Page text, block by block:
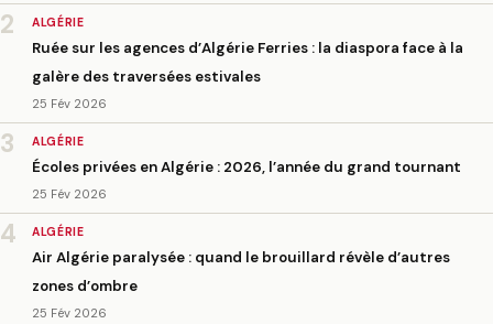
2 ALGÉRIE
Ruée sur les agences d’Algérie Ferries : la diaspora face à la
galère des traversées estivales
25 Fév 2026
3 ALGÉRIE
Écoles privées en Algérie : 2026, l’année du grand tournant
25 Fév 2026
4 ALGÉRIE
Air Algérie paralysée : quand le brouillard révèle d’autres
zones d’ombre
25 Fév 2026